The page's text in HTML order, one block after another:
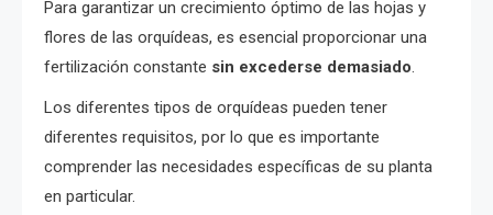
Para garantizar un crecimiento óptimo de las hojas y
flores de las orquídeas, es esencial proporcionar una
fertilización constante sin excederse demasiado.
Los diferentes tipos de orquídeas pueden tener
diferentes requisitos, por lo que es importante
comprender las necesidades específicas de su planta
en particular.